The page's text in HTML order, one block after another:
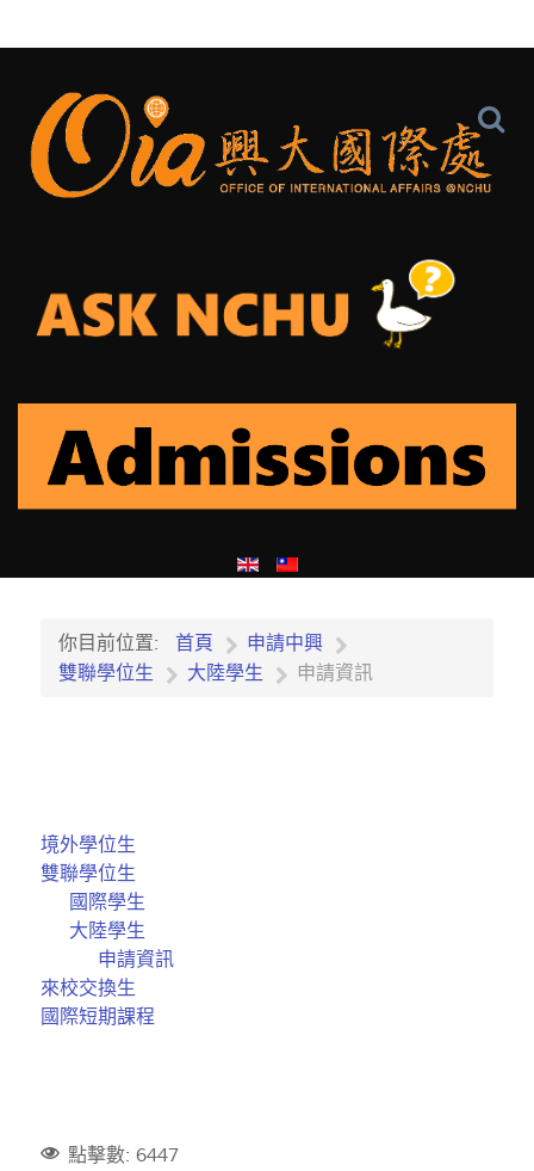
你目前位置: 首頁
申請中興
雙聯學位生
大陸學生 申請資訊
境外學位生
雙聯學位生
國際學生
大陸學生
申請資訊
來校交換生
國際短期課程
點擊數: 6447